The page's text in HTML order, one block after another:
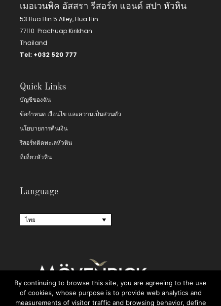
เมอเวนพิค อัสสรา รีสอร์ท แอนด์ สปา หัวหิน
53 Hua Hin 5 Alley, Hua Hin
77110 Prachuap Kirikhan
Thailand
Tel: +032 520 777
Quick Links
บัญชีของฉัน
ข้อกำหนด เงื่อนไข และความเป็นส่วนตัว
นโยบายการคืนเงิน
รีสอร์ทติดทะเลหัวหิน
ที่เที่ยวหัวหิน
Language
ไทย
By continuing to browse this site, you are agreeing to the use
of cookies, whose purpose is to provide web analytics and
measurements of visitor traffic and browsing behavior, define